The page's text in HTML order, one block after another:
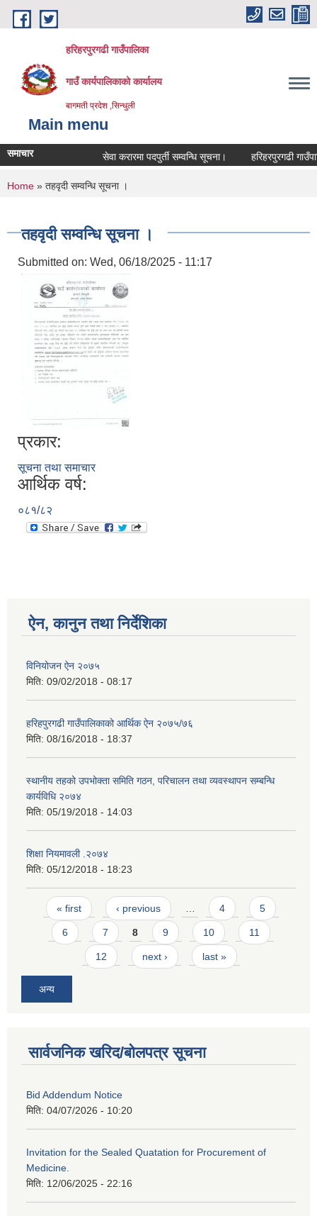
Skip to main content
हरिहरपुरगढी गाउँपालिका
गाउँ कार्यपालिकाको कार्यालय
बागमती प्रदेश ,सिन्धुली
Main menu
समाचार सेवा करारमा पदपुर्ती सम्वन्धि सूचना। हरिहरपुरगढी
You are here
Home » तहवृदी सम्वन्धि सूचना ।
तहवृदी सम्वन्धि सूचना ।
Submitted on: Wed, 06/18/2025 - 11:17
प्रकार:
सूचना तथा समाचार
आर्थिक वर्ष:
०८१/८२
ऐन, कानुन तथा निर्देशिका
विनियोजन ऐन २०७५
मिति: 09/02/2018 - 08:17
हरिहपुरगढी गाउँपालिकाको आर्थिक ऐन २०७५/७६
मिति: 08/16/2018 - 18:37
स्थानीय तहको उपभोक्ता समिति गठन, परिचालन तथा व्यवस्थापन सम्बन्धि
कार्यविधि २०७४
मिति: 05/19/2018 - 14:03
शिक्षा नियमावली .२०७४
मिति: 05/12/2018 - 18:23
Pages
« first ‹ previous 4 5
6 7 8 9 10 11
12 next › last »
अन्य
सार्वजनिक खरिद/बोलपत्र सूचना
Bid Addendum Notice
मिति: 04/07/2026 - 10:20
Invitation for the Sealed Quatation for Procurement of
Medicine.
मिति: 12/06/2025 - 22:16